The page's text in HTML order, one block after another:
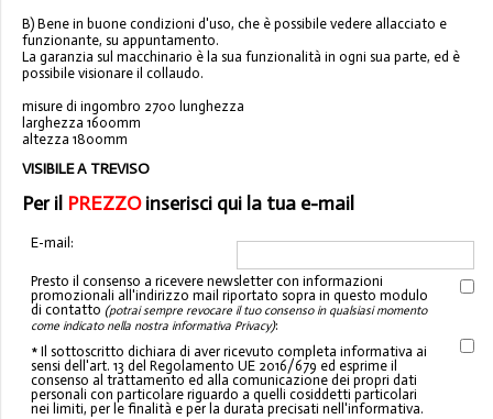
B) Bene in buone condizioni d'uso, che è possibile vedere allacciato e
funzionante, su appuntamento.
La garanzia sul macchinario è la sua funzionalità in ogni sua parte, ed è
possibile visionare il collaudo.
misure di ingombro 2700 lunghezza
larghezza 1600mm
altezza 1800mm
VISIBILE A TREVISO
Per il PREZZOinserisci qui la tua e-mail
E-mail:
Presto il consenso a ricevere newsletter con informazioni
promozionali all'indirizzo mail riportato sopra in questo modulo
di contatto (potrai sempre revocare il tuo consenso in qualsiasi momento
come indicato nella nostra informativa Privacy):
* Il sottoscritto dichiara di aver ricevuto completa informativa ai
sensi dell'art. 13 del Regolamento UE 2016/679 ed esprime il
consenso al trattamento ed alla comunicazione dei propri dati
personali con particolare riguardo a quelli cosiddetti particolari
nei limiti, per le finalità e per la durata precisati nell'informativa.